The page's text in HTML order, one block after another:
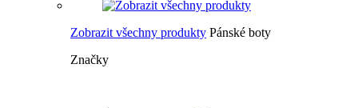
Zobrazit všechny produkty Pánské boty
Značky